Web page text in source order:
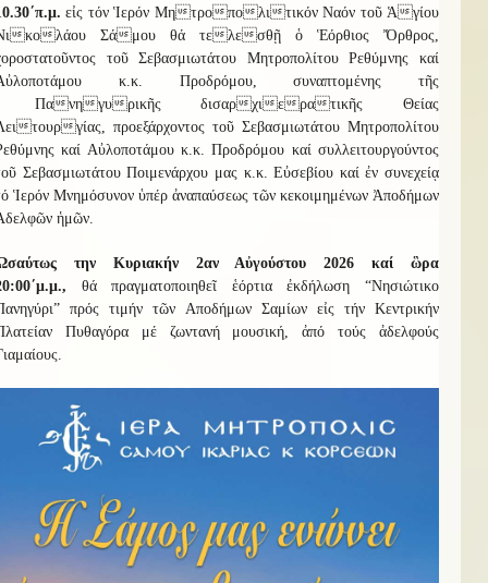
εἰς τόνἹερόν Μητροπολιτικόν Ναόν τοῦ Ἁγίου
κολάου Σάμου θά τελεσθῇ ὁ Ἑόρθιος Ὄρθρος,
τοῦ Σεβασμιωτάτου Μητροπολίτου Ρεθύμνης καί
κ.κ. Προδρόμου, συναπτομένης τῆς
νηγυρικῆς δισαρχιερατικῆς Θείας
τουργίας, προεξάρχοντος τοῦ Σεβασμιωτάτου Μητροπολίτου
καί Αὐλοποτάμου κ.κ. Προδρόμου καί συλλειτουργούντος
Σεβασμιωτάτου Ποιμενάρχου μας κ.κ. Εὐσεβίου καί ἐν συνεχείᾳ
Ἱερόν Μνημόσυνον ὑπέρ ἀναπαύσεως τῶν κεκοιμημένων Ἀποδήμων
ἡμῶν.
την Κυριακήν 2αν Αὐγούστου 2026 καί ὣρα
θά πραγματοποιηθεῖ ἑόρτια ἐκδήλωση “Νησιώτικο
πρός τιμήν τῶν Αποδήμων Σαμίων εἰς τήν Κεντρικήν
Πυθαγόρα μέ ζωντανή μουσική, ἀπό τούς ἀδελφούς